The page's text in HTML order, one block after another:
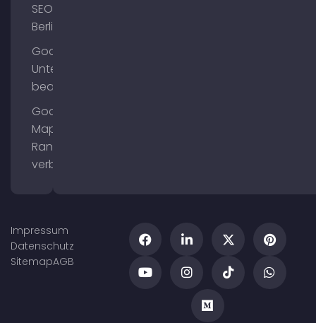
SEO
Berlin
Google
Unternehmensprofil
bearbeiten
Google
Maps
Ranking
verbessern
Impressum
Datenschutz
SitemapAGB